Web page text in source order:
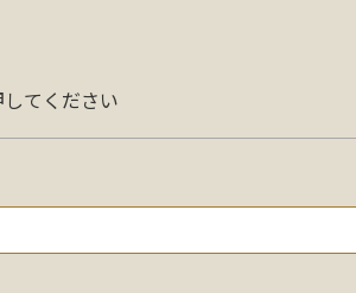
てください